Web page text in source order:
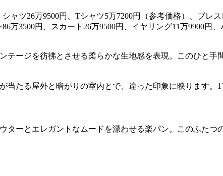
ャツ26万9500円、Tシャツ5万7200円（参考価格）、ブレ
万3500円、スカート26万9500円、イヤリング11万9900円
テージを彷彿とさせる柔らかな生地感を表現。このひと
たる屋外と暗がりの室内とで、違った印象に映ります。
ターとエレガントなムードを漂わせる楽パン。このふた